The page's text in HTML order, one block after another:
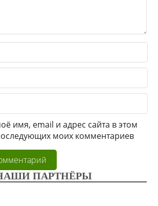
имя, email и адрес сайта в этом
моих комментариев
ПАРТНЁРЫ